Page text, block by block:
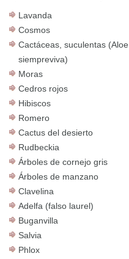
Lavanda
Cosmos
Cactáceas, suculentas
siempreviva)
Moras
Cedros rojos
Hibiscos
Romero
Cactus del desierto
Rudbeckia
Árboles de cornejo gris
Árboles de manzano
Clavelina
Adelfa (falso laurel)
Buganvilla
Salvia
Phlox